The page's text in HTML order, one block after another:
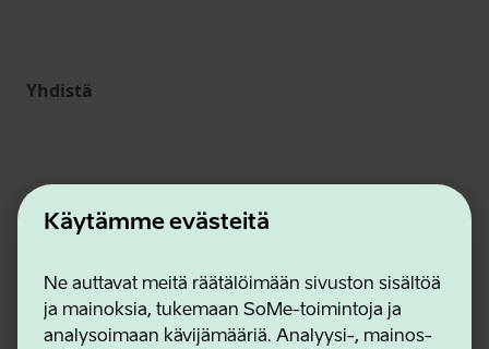
Käytämme evästeitä
Ne auttavat meitä räätälöimään sivuston sisältöä
ja mainoksia, tukemaan SoMe-toimintoja ja
analysoimaan kävijämääriä. Analyysi-, mainos-
Yhdistä
Estonian Business and Innovation Agency